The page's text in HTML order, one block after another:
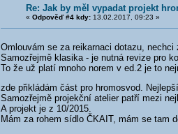
Re: Jak by měl vypadat projekt
« Odpověď #4 kdy:13.02.2017, 09:23 »
Omlouvám se za reikarnaci dotazu,
Samozřejmě klasika - je nutná revize pro
To že už platí mnoho norem v ed.2 je to
zde přikládám část pro hromosvod.
Samozřejmě projekční atelier patří mezi
A projekt je z 10/2015.
Mám za rohem sídlo ČKAIT, mám se tam